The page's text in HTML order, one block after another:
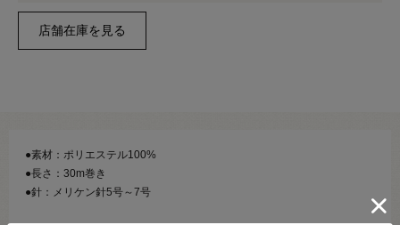
●素材：ポリエステル100%
●長さ：30m巻き
●針：メリケン針5号～7号